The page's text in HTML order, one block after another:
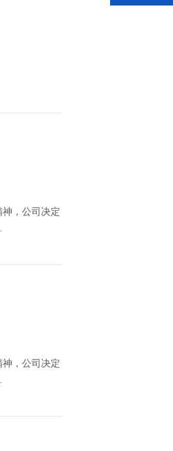
，公司决定
，公司决定